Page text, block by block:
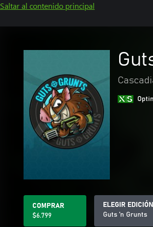
Saltar al contenido principal
COMPRAR
$6.799
ELEGIR EDICIÓN
Guts 'n Grunts